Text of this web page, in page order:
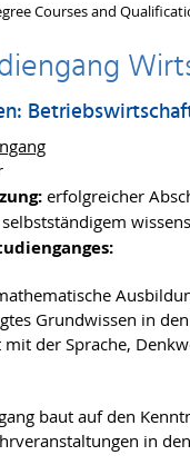
Courses and
erfolgreicher
Grundwissen in
der Sprache,
baut auf den
in